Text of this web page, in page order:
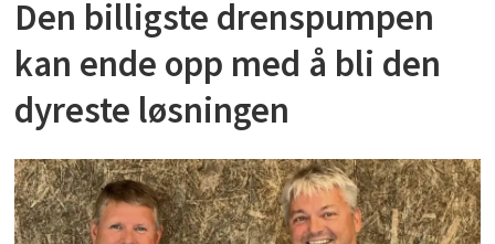
Den billigste drenspumpen
kan ende opp med å bli den
dyreste løsningen